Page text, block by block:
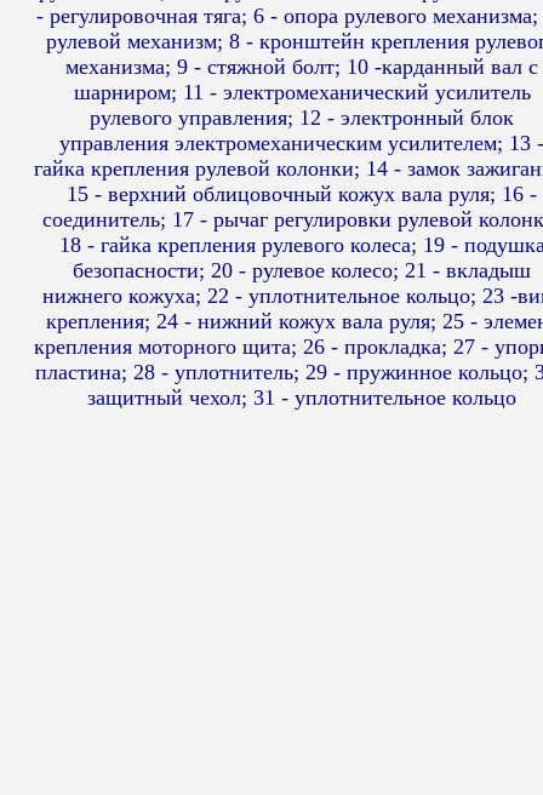
- регулировочная тяга; 6 - опора рулевого
рулевой механизм; 8 - кронштейн крепления
механизма; 9 - стяжной болт; 10 -карданный вал с
шарниром; 11 - электромеханический усилитель
рулевого управления; 12 - электронный блок
управления электромеханическим усилителем; 13
гайка крепления рулевой колонки; 14 - замок
15 - верхний облицовочный кожух вала руля; 16 -
соединитель; 17 - рычаг регулировки рулевой
18 - гайка крепления рулевого колеса; 19 -
безопасности; 20 - рулевое колесо; 21 - вкладыш
нижнего кожуха; 22 - уплотнительное кольцо; 23 -
крепления; 24 - нижний кожух вала руля; 25 -
крепления моторного щита; 26 - прокладка; 27 -
пластина; 28 - уплотнитель; 29 - пружинное кольцо;
защитный чехол; 31 - уплотнительное кольцо